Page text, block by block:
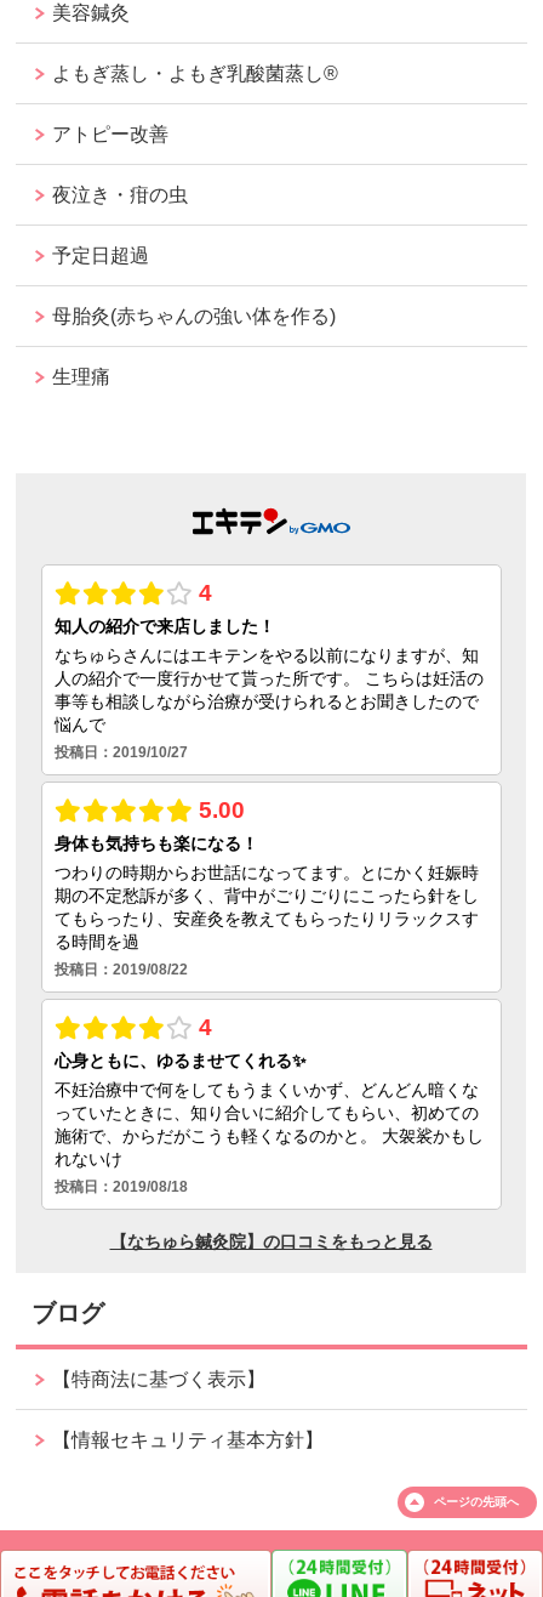
美容鍼灸
よもぎ蒸し・よもぎ乳酸菌蒸し®︎
アトピー改善
夜泣き・疳の虫
予定日超過
母胎灸(赤ちゃんの強い体を作る)
生理痛
ブログ
【特商法に基づく表示】
【情報セキュリティ基本方針】
ページの先頭へ